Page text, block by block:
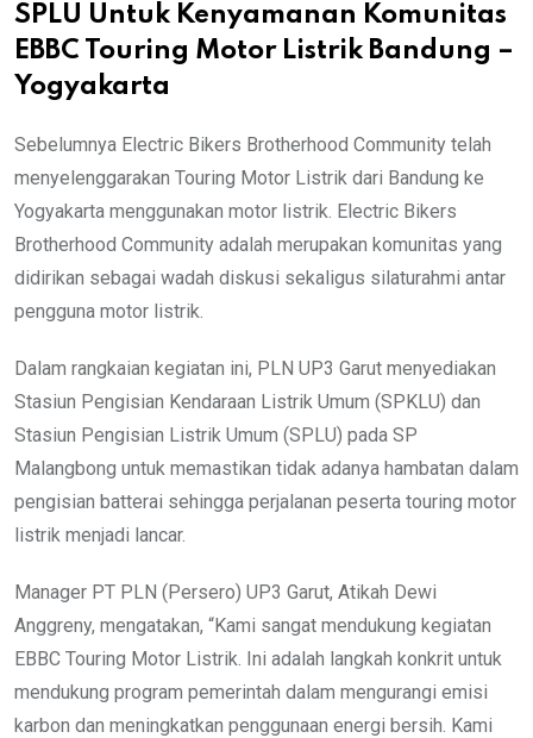
SPLU Untuk Kenyamanan Komunitas
EBBC Touring Motor Listrik Bandung –
Yogyakarta
Sebelumnya Electric Bikers Brotherhood Community telah
menyelenggarakan Touring Motor Listrik dari Bandung ke
Yogyakarta menggunakan motor listrik. Electric Bikers
Brotherhood Community adalah merupakan komunitas yang
didirikan sebagai wadah diskusi sekaligus silaturahmi antar
pengguna motor listrik.
Dalam rangkaian kegiatan ini, PLN UP3 Garut menyediakan
Stasiun Pengisian Kendaraan Listrik Umum (SPKLU) dan
Stasiun Pengisian Listrik Umum (SPLU) pada SP
Malangbong untuk memastikan tidak adanya hambatan dalam
pengisian batterai sehingga perjalanan peserta touring motor
listrik menjadi lancar.
Manager PT PLN (Persero) UP3 Garut, Atikah Dewi
Anggreny, mengatakan, “Kami sangat mendukung kegiatan
EBBC Touring Motor Listrik. Ini adalah langkah konkrit untuk
mendukung program pemerintah dalam mengurangi emisi
karbon dan meningkatkan penggunaan energi bersih. Kami